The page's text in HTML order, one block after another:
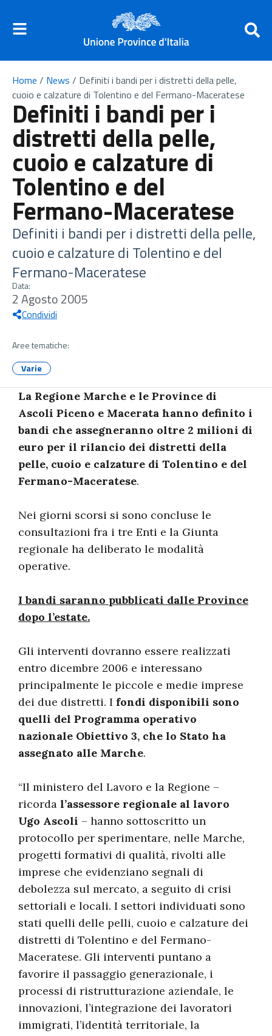
Home / News / Definiti i bandi per i distretti della pelle,
cuoio e calzature di Tolentino e del Fermano-Maceratese
Definiti i bandi per i
distretti della pelle,
cuoio e calzature di
Tolentino e del
Fermano-Maceratese
Definiti i bandi per i distretti della pelle,
cuoio e calzature di Tolentino e del
Fermano-Maceratese
Data:
2 Agosto 2005
Condividi
Aree tematiche:
Varie
La Regione Marche e le Province di
Ascoli Piceno e Macerata hanno definito i
bandi che assegneranno oltre 2 milioni di
euro per il rilancio dei distretti della
pelle, cuoio e calzature di Tolentino e del
Fermano-Maceratese.
Nei giorni scorsi si sono concluse le
consultazioni fra i tre Enti e la Giunta
regionale ha deliberato le modalità
operative.
I bandi saranno pubblicati dalle Province
dopo l’estate.
Gli interventi dovranno essere realizzati
entro dicembre 2006 e interessano
principalmente le piccole e medie imprese
dei due distretti. I fondi disponibili sono
quelli del Programma operativo
nazionale Obiettivo 3, che lo Stato ha
assegnato alle Marche.
“Il ministero del Lavoro e la Regione –
ricorda l’assessore regionale al lavoro
Ugo Ascoli – hanno sottoscritto un
protocollo per sperimentare, nelle Marche,
progetti formativi di qualità, rivolti alle
imprese che evidenziano segnali di
debolezza sul mercato, a seguito di crisi
settoriali e locali. I settori individuati sono
stati quelli delle pelli, cuoio e calzature dei
distretti di Tolentino e del Fermano-
Maceratese. Gli interventi puntano a
favorire il passaggio generazionale, i
processi di ristrutturazione aziendale, le
innovazioni, l’integrazione dei lavoratori
immigrati, l’identità territoriale, la